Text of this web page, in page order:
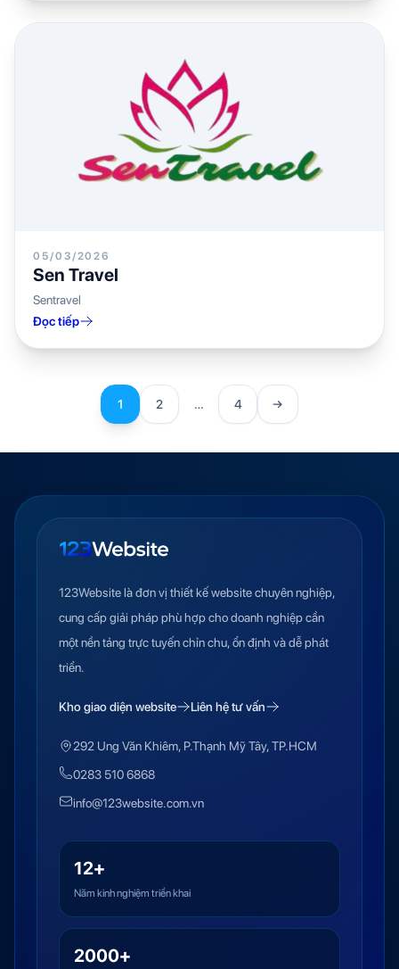
05/03/2026
Sen Travel
Sentravel
Đọc tiếp
1 2 … 4 →
123Website là đơn vị thiết kế website chuyên nghiệp,
cung cấp giải pháp phù hợp cho doanh nghiệp cần
một nền tảng trực tuyến chỉn chu, ổn định và dễ phát
triển.
Kho giao diện website Liên hệ tư vấn
292 Ung Văn Khiêm, P.Thạnh Mỹ Tây, TP.HCM
0283 510 6868
info@123website.com.vn
12+
Năm kinh nghiệm triển khai
2000+